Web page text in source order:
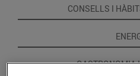
CONSELLS I
GASTRONOMIA